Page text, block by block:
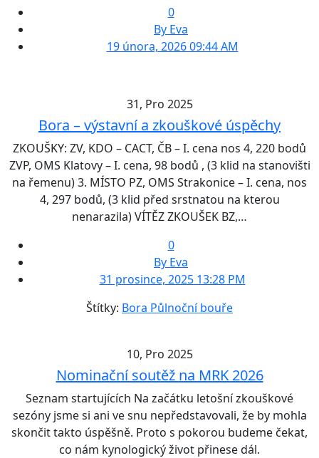
0
By Eva
19 února, 2026 09:44 AM
31, Pro 2025
Bora – výstavní a zkouškové úspěchy
ZKOUŠKY: ZV, KDO – CACT, ČB – I. cena nos 4, 220 bodů
ZVP, OMS Klatovy – I. cena, 98 bodů , (3 klid na stanovišti
na řemenu) 3. MÍSTO PZ, OMS Strakonice – I. cena, nos
4, 297 bodů, (3 klid před srstnatou na kterou
nenarazila) VÍTĚZ ZKOUŠEK BZ,…
0
By Eva
31 prosince, 2025 13:28 PM
Štítky: Bora Půlnoční bouře
10, Pro 2025
Nominační soutěž na MRK 2026
Seznam startujících Na začátku letošní zkouškové
sezóny jsme si ani ve snu nepředstavovali, že by mohla
skončit takto úspěšně. Proto s pokorou budeme čekat,
co nám kynologický život přinese dál.